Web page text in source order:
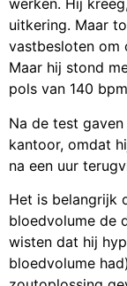
werken. Hij
uitkering. Maar
vastbesloten om
Maar hij stond
pols van 140
Na de test
kantoor, omdat
na een uur
Het is belangrijk
bloedvolume de
wisten dat hij
bloedvolume